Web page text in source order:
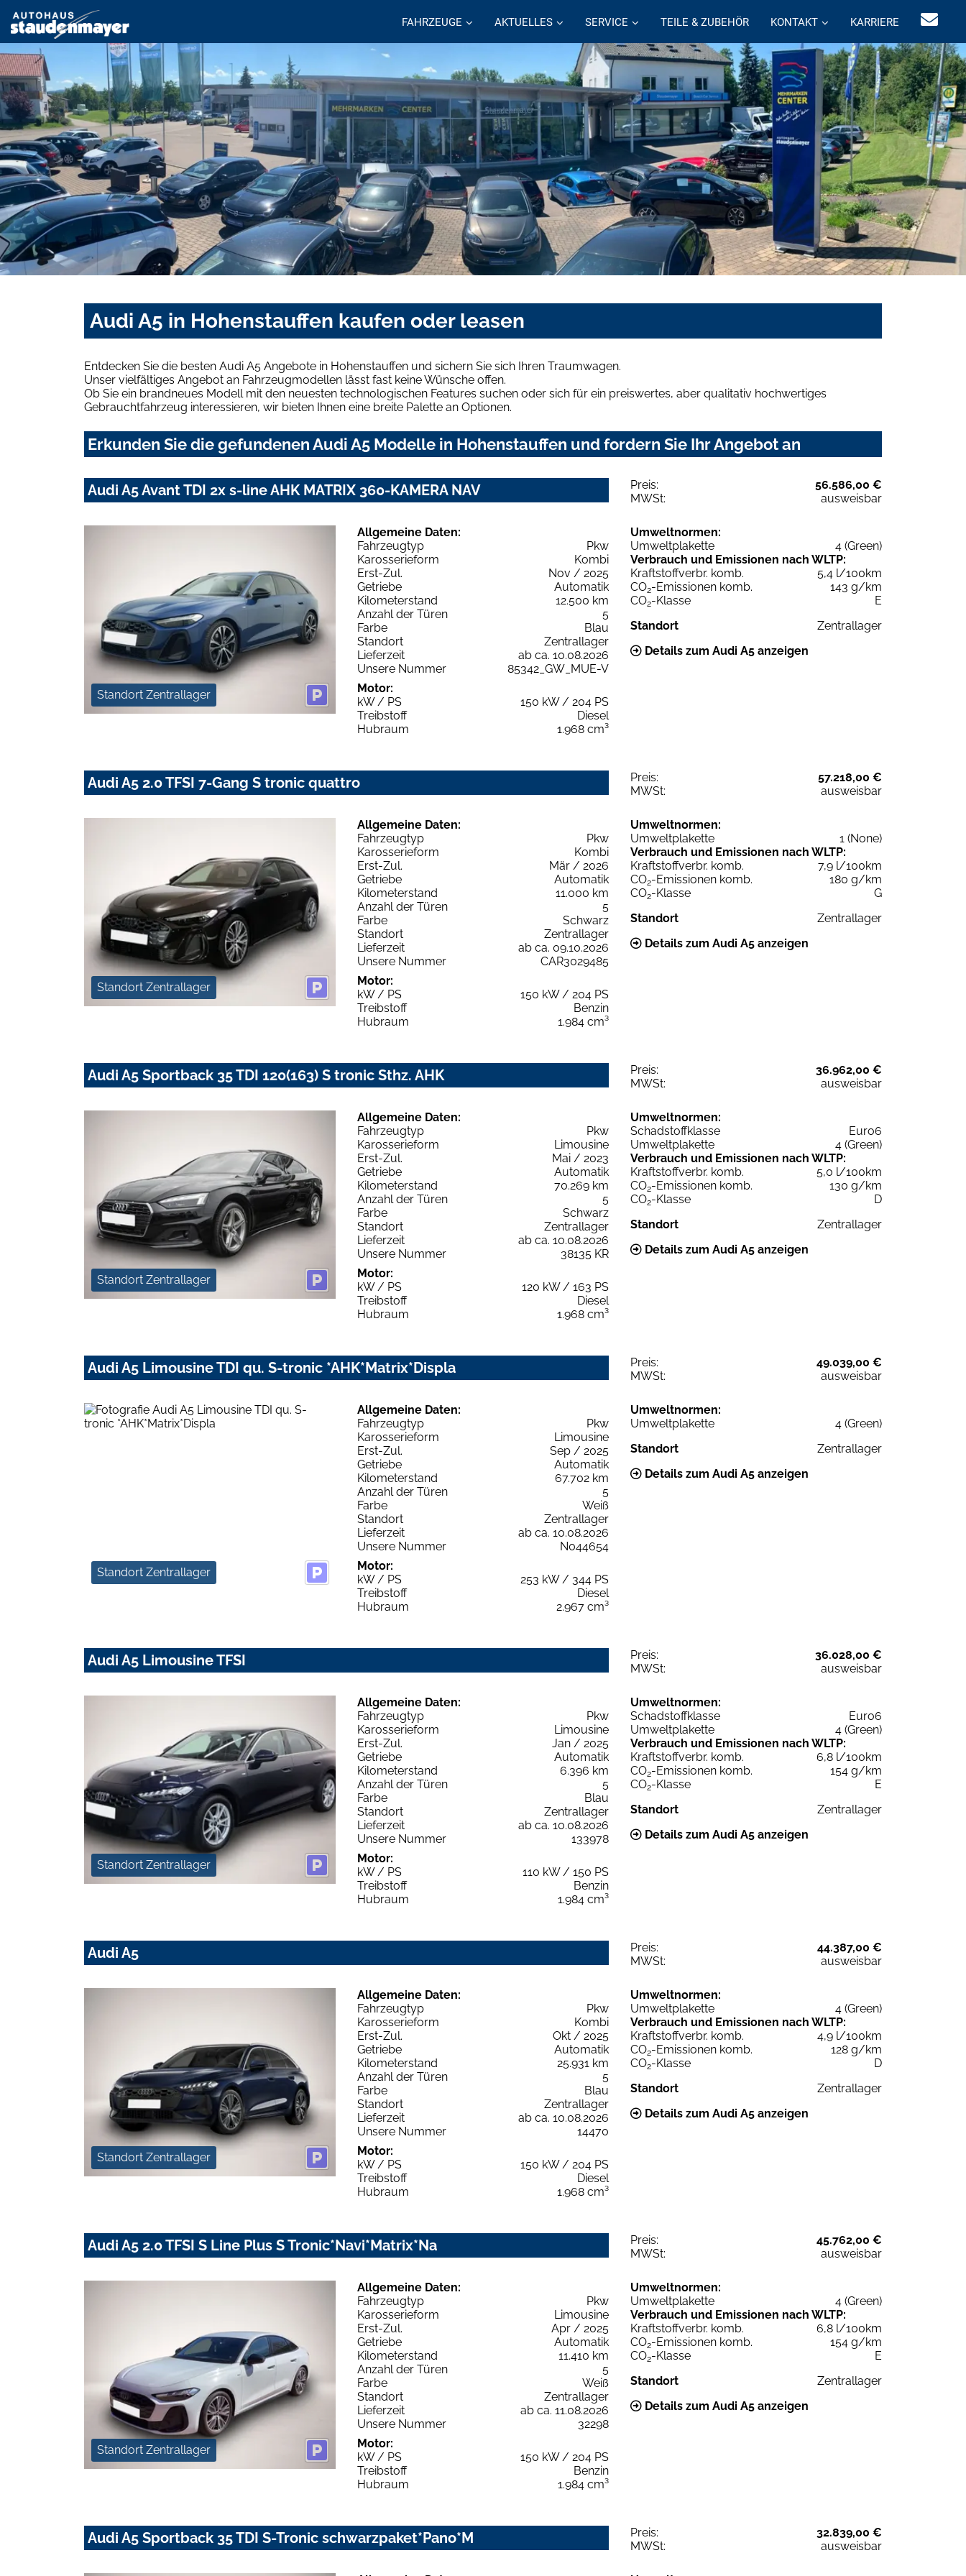
FAHRZEUGE AKTUELLES SERVICE TEILE & ZUBEHÖR KONTAKT KARRIERE
Audi A5 in Hohenstauffen kaufen oder leasen
Entdecken Sie die besten Audi A5 Angebote in Hohenstauffen und sichern Sie sich Ihren Traumwagen.
Unser vielfältiges Angebot an Fahrzeugmodellen lässt fast keine Wünsche offen.
Ob Sie ein brandneues Modell mit den neuesten technologischen Features suchen oder sich für ein preiswertes, aber qualitativ hochwertiges
Gebrauchtfahrzeug interessieren, wir bieten Ihnen eine breite Palette an Optionen.
Erkunden Sie die gefundenen Audi A5 Modelle in Hohenstauffen und fordern Sie Ihr Angebot an
Audi A5 Avant TDI 2x s-line AHK MATRIX 360-KAMERA NAV Preis:
56.586,00 €
MWSt:
ausweisbar
Standort Zentrallager
Allgemeine Daten:
Fahrzeugtyp
Pkw
Karosserieform
Kombi
Erst-Zul.
Nov / 2025
Getriebe
Automatik
Kilometerstand
12.500 km
Anzahl der Türen
5
Farbe
Blau
Standort
Zentrallager
Lieferzeit
ab ca. 10.08.2026
Unsere Nummer
85342_GW_MUE-V
Motor:
kW / PS
150 kW / 204 PS
Treibstoff
Diesel
Hubraum
1.968 cm³
Umweltnormen:
Umweltplakette
4 (Green)
Verbrauch und Emissionen nach WLTP:
Kraftstoffverbr. komb.
5,4 l/100km
CO2-Emissionen komb.
143 g/km
CO2-Klasse
E
Standort
Zentrallager
Details zum Audi A5 anzeigen
Audi A5 2.0 TFSI 7-Gang S tronic quattro Preis:
57.218,00 €
MWSt:
ausweisbar
Standort Zentrallager
Allgemeine Daten:
Fahrzeugtyp
Pkw
Karosserieform
Kombi
Erst-Zul.
Mär / 2026
Getriebe
Automatik
Kilometerstand
11.000 km
Anzahl der Türen
5
Farbe
Schwarz
Standort
Zentrallager
Lieferzeit
ab ca. 09.10.2026
Unsere Nummer
CAR3029485
Motor:
kW / PS
150 kW / 204 PS
Treibstoff
Benzin
Hubraum
1.984 cm³
Umweltnormen:
Umweltplakette
1 (None)
Verbrauch und Emissionen nach WLTP:
Kraftstoffverbr. komb.
7,9 l/100km
CO2-Emissionen komb.
180 g/km
CO2-Klasse
G
Standort
Zentrallager
Details zum Audi A5 anzeigen
Audi A5 Sportback 35 TDI 120(163) S tronic Sthz. AHK Preis:
36.962,00 €
MWSt:
ausweisbar
Standort Zentrallager
Allgemeine Daten:
Fahrzeugtyp
Pkw
Karosserieform
Limousine
Erst-Zul.
Mai / 2023
Getriebe
Automatik
Kilometerstand
70.269 km
Anzahl der Türen
5
Farbe
Schwarz
Standort
Zentrallager
Lieferzeit
ab ca. 10.08.2026
Unsere Nummer
38135 KR
Motor:
kW / PS
120 kW / 163 PS
Treibstoff
Diesel
Hubraum
1.968 cm³
Umweltnormen:
Schadstoffklasse
Euro6
Umweltplakette
4 (Green)
Verbrauch und Emissionen nach WLTP:
Kraftstoffverbr. komb.
5,0 l/100km
CO2-Emissionen komb.
130 g/km
CO2-Klasse
D
Standort
Zentrallager
Details zum Audi A5 anzeigen
Audi A5 Limousine TDI qu. S-tronic *AHK*Matrix*Displa Preis:
49.039,00 €
MWSt:
ausweisbar
Standort Zentrallager
Allgemeine Daten:
Fahrzeugtyp
Pkw
Karosserieform
Limousine
Erst-Zul.
Sep / 2025
Getriebe
Automatik
Kilometerstand
67.702 km
Anzahl der Türen
5
Farbe
Weiß
Standort
Zentrallager
Lieferzeit
ab ca. 10.08.2026
Unsere Nummer
N044654
Motor:
kW / PS
253 kW / 344 PS
Treibstoff
Diesel
Hubraum
2.967 cm³
Umweltnormen:
Umweltplakette
4 (Green)
Standort
Zentrallager
Details zum Audi A5 anzeigen
Audi A5 Limousine TFSI Preis:
36.028,00 €
MWSt:
ausweisbar
Standort Zentrallager
Allgemeine Daten:
Fahrzeugtyp
Pkw
Karosserieform
Limousine
Erst-Zul.
Jan / 2025
Getriebe
Automatik
Kilometerstand
6.396 km
Anzahl der Türen
5
Farbe
Blau
Standort
Zentrallager
Lieferzeit
ab ca. 10.08.2026
Unsere Nummer
133978
Motor:
kW / PS
110 kW / 150 PS
Treibstoff
Benzin
Hubraum
1.984 cm³
Umweltnormen:
Schadstoffklasse
Euro6
Umweltplakette
4 (Green)
Verbrauch und Emissionen nach WLTP:
Kraftstoffverbr. komb.
6,8 l/100km
CO2-Emissionen komb.
154 g/km
CO2-Klasse
E
Standort
Zentrallager
Details zum Audi A5 anzeigen
Audi A5 Preis:
44.387,00 €
MWSt:
ausweisbar
Standort Zentrallager
Allgemeine Daten:
Fahrzeugtyp
Pkw
Karosserieform
Kombi
Erst-Zul.
Okt / 2025
Getriebe
Automatik
Kilometerstand
25.931 km
Anzahl der Türen
5
Farbe
Blau
Standort
Zentrallager
Lieferzeit
ab ca. 10.08.2026
Unsere Nummer
14470
Motor:
kW / PS
150 kW / 204 PS
Treibstoff
Diesel
Hubraum
1.968 cm³
Umweltnormen:
Umweltplakette
4 (Green)
Verbrauch und Emissionen nach WLTP:
Kraftstoffverbr. komb.
4,9 l/100km
CO2-Emissionen komb.
128 g/km
CO2-Klasse
D
Standort
Zentrallager
Details zum Audi A5 anzeigen
Audi A5 2.0 TFSI S Line Plus S Tronic*Navi*Matrix*Na Preis:
45.762,00 €
MWSt:
ausweisbar
Standort Zentrallager
Allgemeine Daten:
Fahrzeugtyp
Pkw
Karosserieform
Limousine
Erst-Zul.
Apr / 2025
Getriebe
Automatik
Kilometerstand
11.410 km
Anzahl der Türen
5
Farbe
Weiß
Standort
Zentrallager
Lieferzeit
ab ca. 11.08.2026
Unsere Nummer
32298
Motor:
kW / PS
150 kW / 204 PS
Treibstoff
Benzin
Hubraum
1.984 cm³
Umweltnormen:
Umweltplakette
4 (Green)
Verbrauch und Emissionen nach WLTP:
Kraftstoffverbr. komb.
6,8 l/100km
CO2-Emissionen komb.
154 g/km
CO2-Klasse
E
Standort
Zentrallager
Details zum Audi A5 anzeigen
Audi A5 Sportback 35 TDI S-Tronic schwarzpaket*Pano*M Preis:
32.839,00 €
MWSt:
ausweisbar